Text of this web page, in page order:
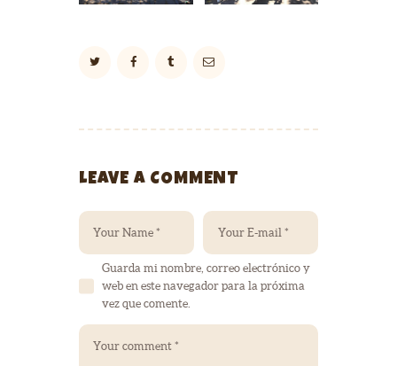
LEAVE A COMMENT
Guarda mi nombre, correo electrónico y
web en este navegador para la próxima
vez que comente.